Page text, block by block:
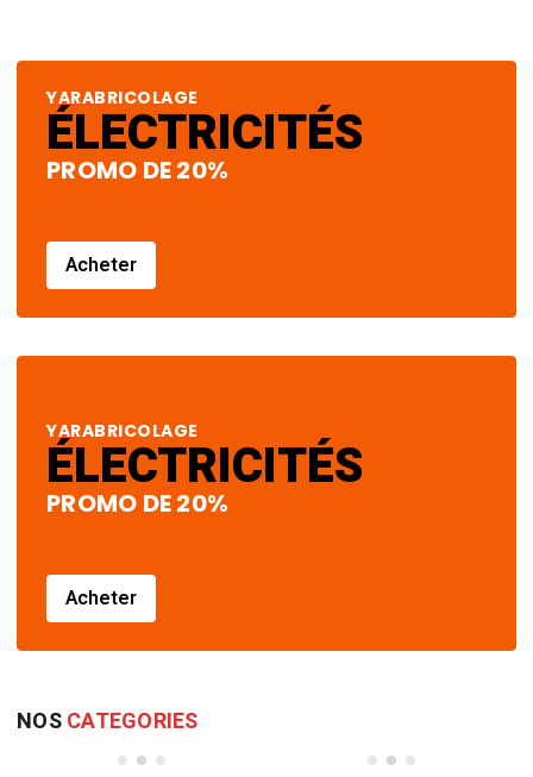
YARABRICOLAGE
ÉLECTRICITÉS
PROMO DE 20%
Acheter
YARABRICOLAGE
ÉLECTRICITÉS
PROMO DE 20%
Acheter
NOSCATEGORIES